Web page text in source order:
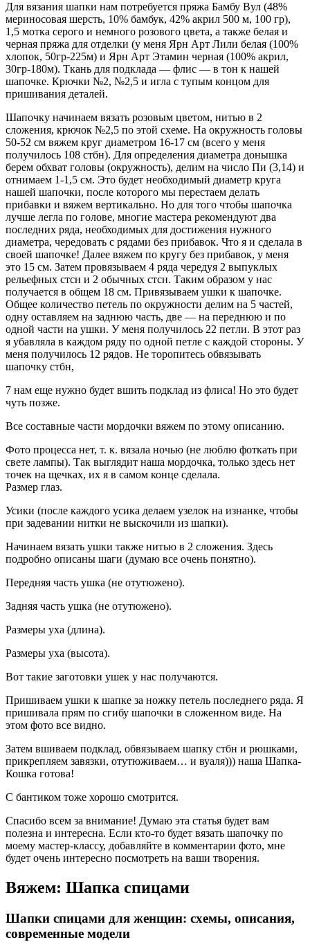
Для вязания шапки нам потребуется пряжа Бамбу Вул (48%
мериносовая шерсть, 10% бамбук, 42% акрил 500 м, 100 гр),
1,5 мотка серого и немного розового цвета, а также белая и
черная пряжа для отделки (у меня Ярн Арт Лили белая (100%
хлопок, 50гр-225м) и Ярн Арт Этамин черная (100% акрил,
30гр-180м). Ткань для подклада — флис — в тон к нашей
шапочке. Крючки №2, №2,5 и игла с тупым концом для
пришивания деталей.
Шапочку начинаем вязать розовым цветом, нитью в 2
сложения, крючок №2,5 по этой схеме. На окружность головы
50-52 см вяжем круг диаметром 16-17 см (всего у меня
получилось 108 стбн). Для определения диаметра донышка
берем обхват головы (окружность), делим на число Пи (3,14) и
отнимаем 1-1,5 см. Это будет необходимый диаметр круга
нашей шапочки, после которого мы перестаем делать
прибавки и вяжем вертикально. Но для того чтобы шапочка
лучше легла по голове, многие мастера рекомендуют два
последних ряда, необходимых для достижения нужного
диаметра, чередовать с рядами без прибавок. Что я и сделала в
своей шапочке! Далее вяжем по кругу без прибавок, у меня
это 15 см. Затем провязываем 4 ряда чередуя 2 выпуклых
рельефных стсн и 2 обычных стсн. Таким образом у нас
получается в общем 18 см. Привязываем ушки к шапочке.
Общее количество петель по окружности делим на 5 частей,
одну оставляем на заднюю часть, две — на переднюю и по
одной части на ушки. У меня получилось 22 петли. В этот раз
я убавляла в каждом ряду по одной петле с каждой стороны. У
меня получилось 12 рядов. Не торопитесь обвязывать
шапочку стбн,
7 нам еще нужно будет вшить подклад из флиса! Но это будет
чуть позже.
Все составные части мордочки вяжем по этому описанию.
Фото процесса нет, т. к. вязала ночью (не люблю фоткать при
свете лампы). Так выглядит наша мордочка, только здесь нет
точек на щечках, их я в самом конце сделала.
Размер глаз.
Усики (после каждого усика делаем узелок на изнанке, чтобы
при задевании нитки не выскочили из шапки).
Начинаем вязать ушки также нитью в 2 сложения. Здесь
подробно описаны шаги (думаю все очень понятно).
Передняя часть ушка (не отутюжено).
Задняя часть ушка (не отутюжено).
Размеры уха (длина).
Размеры уха (высота).
Вот такие заготовки ушек у нас получаются.
Пришиваем ушки к шапке за ножку петель последнего ряда. Я
пришивала прям по сгибу шапочки в сложенном виде. На
этом фото все видно.
Затем вшиваем подклад, обвязываем шапку стбн и рюшками,
прикрепляем завязки, отутюживаем… и вуаля))) наша Шапка-
Кошка готова!
С бантиком тоже хорошо смотрится.
Спасибо всем за внимание! Думаю эта статья будет вам
полезна и интересна. Если кто-то будет вязать шапочку по
моему мастер-классу, добавляйте в комментарии фото, мне
будет очень интересно посмотреть на ваши творения.
Вяжем: Шапка спицами
Шапки спицами для женщин: схемы, описания,
современные модели